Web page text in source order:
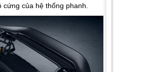
cứng của hệ thống phanh.